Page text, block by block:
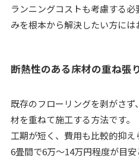
ランニングコストも考慮する
みを根本から解決したい方には
断熱性のある床材の重ね張
既存のフローリングを剥がさ
材を重ねて施工する方法です。
工期が短く、費用も比較的抑え
6畳間で6万〜14万円程度が目